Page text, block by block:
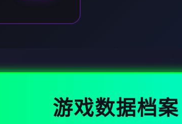
游戏数据档案